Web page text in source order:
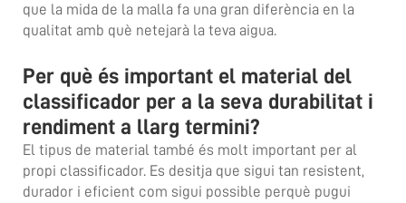
que la mida de la malla fa una gran diferència en la
qualitat amb què netejarà la teva aigua.
Per què és important el material del
classificador per a la seva durabilitat i
rendiment a llarg termini?
El tipus de material també és molt important per al
propi classificador. Es desitja que sigui tan resistent,
durador i eficient com sigui possible perquè pugui